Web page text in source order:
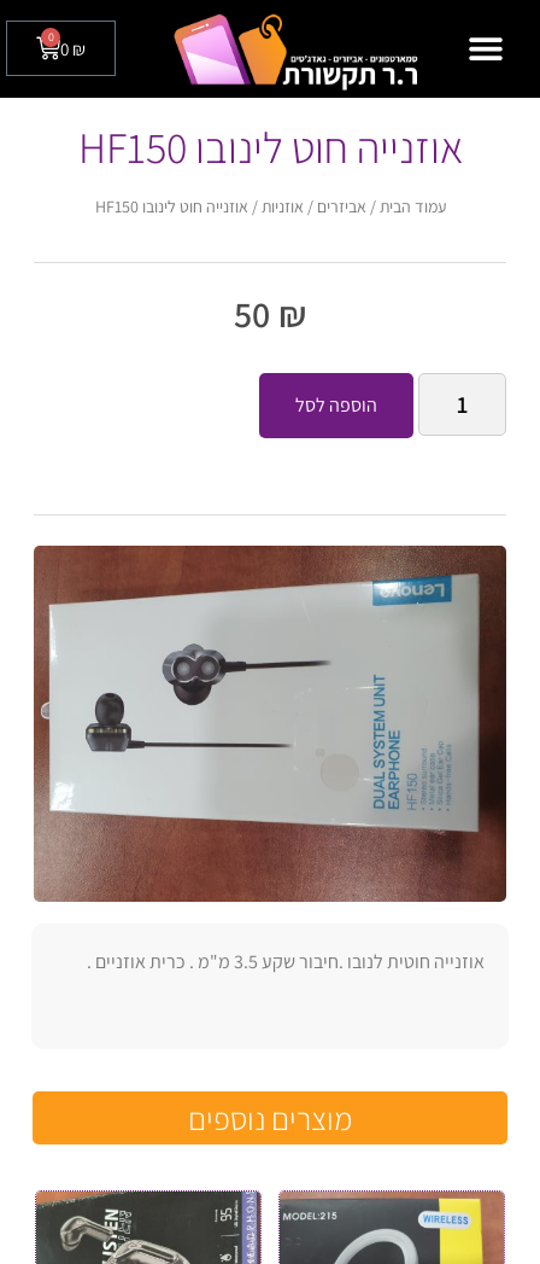
0 ₪
0
אוזנייה חוט לינובו HF150
עמוד הבית / אביזרים / אוזניות / אוזנייה חוט לינובו HF150
50 ₪
הוספה לסל
אוזנייה חוטית לנובו .חיבור שקע 3.5 מ"מ . כרית אוזניים .
מוצרים נוספים